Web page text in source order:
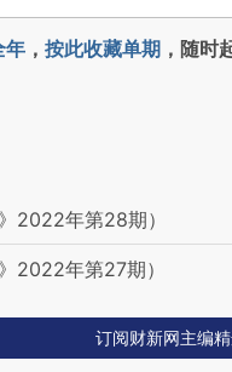
年 ， 按此收藏单期 ，随时
2022年第28期）
2022年第27期）
订阅财新网主编